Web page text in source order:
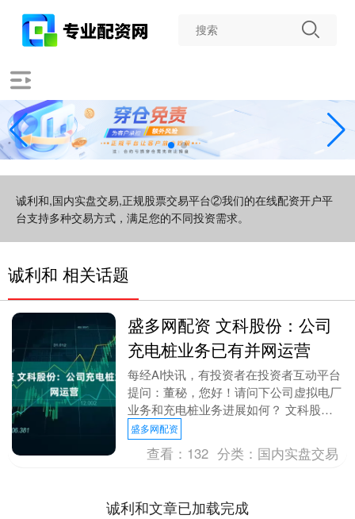
诚利和,国内实盘交易,正规股票交易平台②我们的在线配资开户平
台支持多种交易方式，满足您的不同投资需求。
诚利和 相关话题
盛多网配资 文科股份：公司
充电桩业务已有并网运营
每经AI快讯，有投资者在投资者互动平台
提问：董秘，您好！请问下公司虚拟电厂
业务和充电桩业务进展如何？ 文科股份
（002775.SZ）10月23日在投资者互动平
台....
盛多网配资
查看： 132 分类： 国内实盘交易
诚利和文章已加载完成